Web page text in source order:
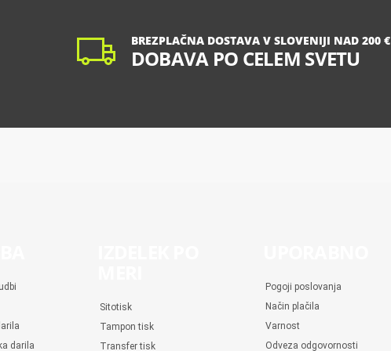
BREZPLAČNA DOSTAVA V SLOVENIJI NAD 200 €
DOBAVA PO CELEM SVETU
darila
Sitotisk
Tampon tisk
Transfer tisk
Pogoji poslovanja
Način plačila
Varnost
Odveza odgovornosti